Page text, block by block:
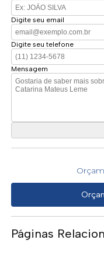
Digite seu email
Digite seu telefone
Mensagem
Páginas